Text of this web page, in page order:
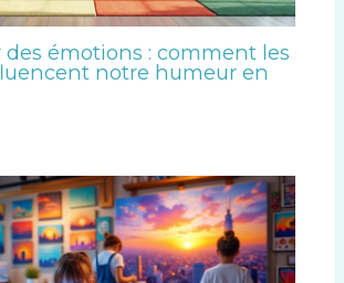
des émotions : comment les
notre humeur en